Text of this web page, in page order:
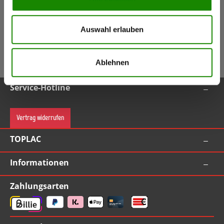
Auswahl erlauben
Ablehnen
5,50 €(Inkl. Mwst.)Gutschein
Gutschein bei Anmeldung (ab Bestellwert 55,00 EUR inkl. MwSt.)
Service-Hotline
Vertrag widerrufen
TOPLAC
Informationen
Zahlungsarten